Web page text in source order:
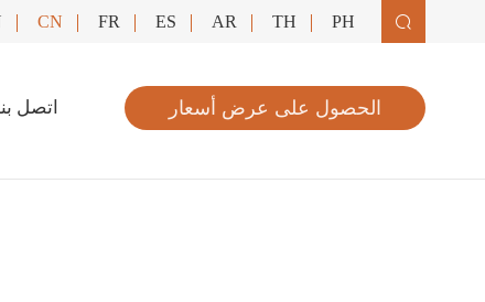
CN FR ES AR TH PH 
اتصل الحصول على عرض أسعار